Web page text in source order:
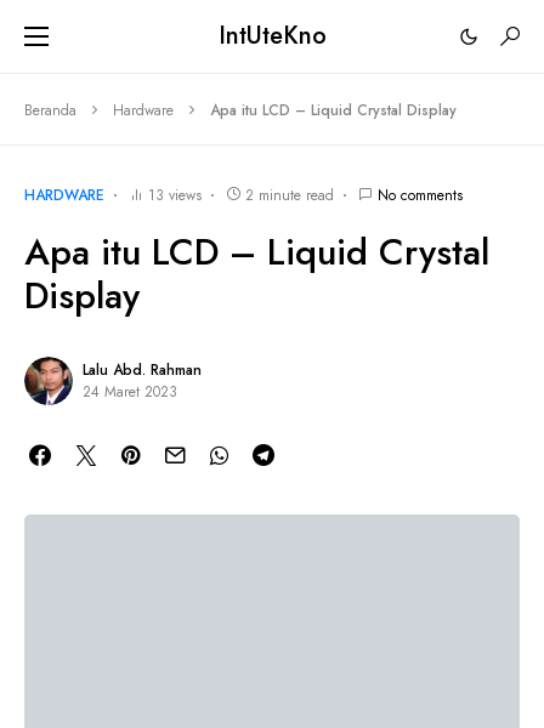
IntUteKno
Beranda Hardware Apa itu LCD – Liquid Crystal Display
HARDWARE 13 views 2 minute read No comments
Apa itu LCD – Liquid Crystal
Display
Lalu Abd. Rahman
24 Maret 2023